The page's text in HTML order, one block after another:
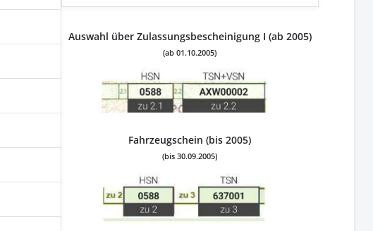
Auswahl über Zulassungsbescheinigung I (ab 2005)
(ab 01.10.2005)
Fahrzeugschein (bis 2005)
(bis 30.09.2005)